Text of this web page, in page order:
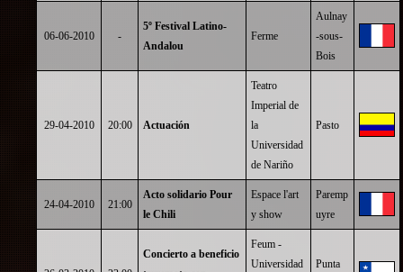
06-06-2010 -
5º Festival Latino-
Andalou
Ferme
Aulnay
-sous-
Bois
29-04-2010 20:00 Actuación
Teatro
Imperial de
la
Universidad
de Nariño
Pasto
24-04-2010 21:00
Acto solidario Pour
le Chili
Espace l'art
y show
Paremp
uyre
Concierto a beneficio
Feum -
Universidad
Punta